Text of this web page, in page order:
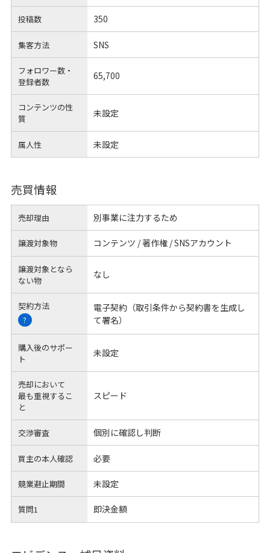
投稿数 350
集客方法 SNS
フォロワー数・
登録者数
65,700
コンテンツの性
質
未設定
属人性 未設定
売買情報
売却理由 別事業に注力するため
譲渡対象物 コンテンツ / 著作権 / SNSアカウント
譲渡対象となら
ない物
なし
契約方法
?
電子契約（取引条件から契約書を生成し
て署名）
購入後のサポー
ト
未設定
売却において
最も重視するこ
と
スピード
交渉審査 個別に確認し判断
買主の本人確認 必要
競業避止期間 未設定
質問1 即決金額